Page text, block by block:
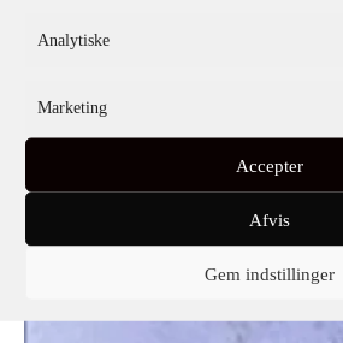
Analytiske
Marketing
Accepter
Afvis
Gem indstillinger